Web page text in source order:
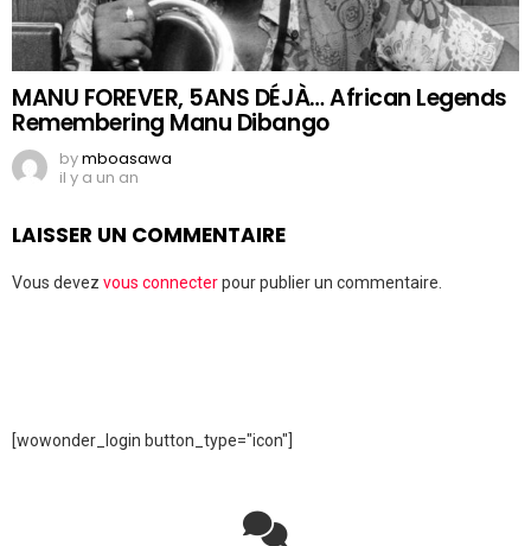
MANU FOREVER, 5ANS DÉJÀ… African Legends
Remembering Manu Dibango
bymboasawa
il y a un an
LAISSER UN COMMENTAIRE
Vous devez vous connecterpour publier un commentaire.
[wowonder_login button_type="icon"]